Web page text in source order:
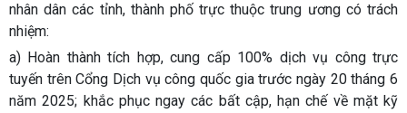
nhân dân các tỉnh, thành phố trực thuộc trung ương có trách
nhiệm:
a) Hoàn thành tích hợp, cung cấp 100% dịch vụ công trực
tuyến trên Cổng Dịch vụ công quốc gia trước ngày 20 tháng 6
năm 2025; khắc phục ngay các bất cập, hạn chế về mặt kỹ